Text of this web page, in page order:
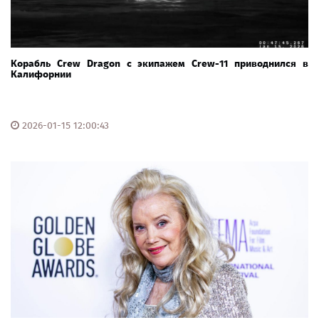
Корабль Crew Dragon с экипажем Crew-11 приводнился в
Калифорнии
2026-01-15 12:00:43